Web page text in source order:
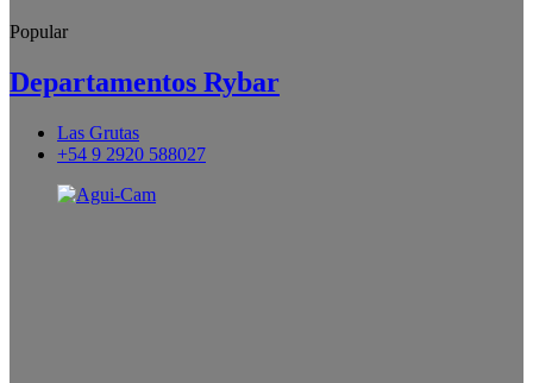
Popular
Departamentos Rybar
Las Grutas
+54 9 2920 588027